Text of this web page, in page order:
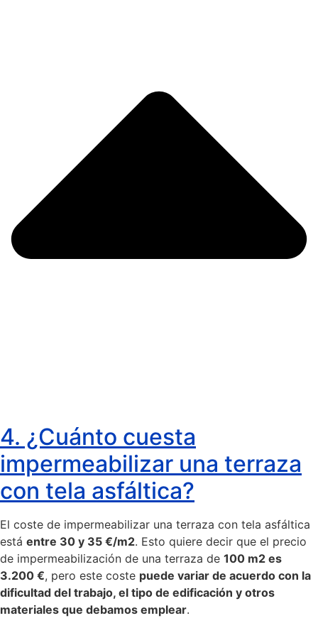
4. ¿Cuánto cuesta
impermeabilizar una terraza
con tela asfáltica?
El coste de impermeabilizar una terraza con tela asfáltica
está entre 30 y 35 €/m2. Esto quiere decir que el precio
de impermeabilización de una terraza de 100 m2 es
3.200 €, pero este coste puede variar de acuerdo con la
dificultad del trabajo, el tipo de edificación y otros
materiales que debamos emplear.